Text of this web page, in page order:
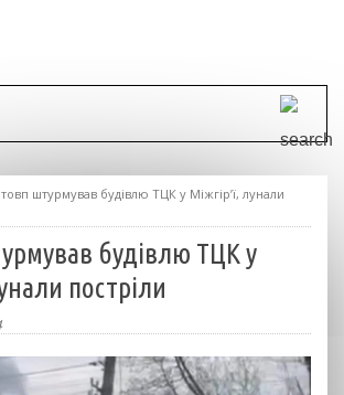
штурмував будівлю ТЦК у Міжгір’ї, лунали
будівлю ТЦК у
постріли